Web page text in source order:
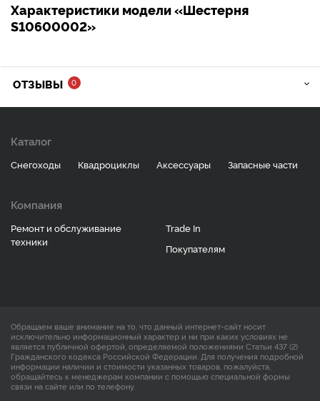
Характеристики модели «Шестерня
S10600002»
ОТЗЫВЫ 0
Каталог
Снегоходы Квадроциклы Аксессуары Запасные части
Компания
Ремонт и обслуживание
техники
Trade In
Покупателям
Обращаем ваше внимание на то, что данный интернет-сайт носит
исключительно информационный характер и ни при каких условиях не
является публичной офертой, определяемой положениями Статьи 437 (2)
Гражданского кодекса Российской Федерации. Для получения подробной
информации наличии и стоимости указанных товаров, пожалуйста,
обращайтесь к менеджерам компании с помощью специальной формы
связи на сайте или по телефону.